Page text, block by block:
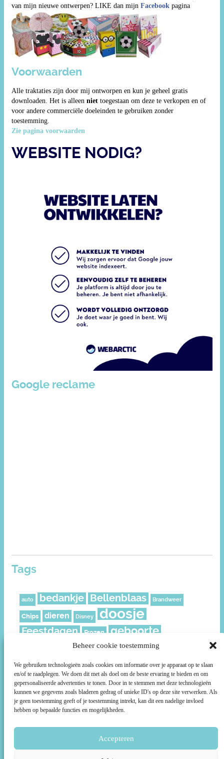
Beheer cookie toestemming
We gebruiken technologieën zoals cookies om informatie over je apparaat op te slaan
en/of te raadplegen. We doen dit met als doel om de beste ervaring te bieden en om
gepersonaliseerde advertenties te tonen. Door in te stemmen met deze technologieën
kunnen we gegevens zoals bladeren gedrag of unieke ID's op deze site verwerken. Als
je geen toestemming geeft of je toestemming intrekt, kan dit een nadelige invloed
hebben op bepaalde functies en mogelijkheden.
Accepteren
van mijn nieuwe ontwerpen? LIKE dan mijn Facebook pagina
Voorwaarden
Alle traktaties zijn door mij ontworpen en kun je geheel gratis
downloaden. Het is alleen niet toegestaan om deze te verkopen en of
voor andere commerciële doeleinden te gebruiken zonder
toestemming.
Zie pagina voorwaarden
WEBSITE NODIG?
Google reclame
Tags
auto bedankje Bellenblaas Brandweer
Chips dieren Disney doosje
Feestdagen Frozen geboorte
geschenkverpakking Juf
knijpfruit leeftijd meisje Mickey Moederdag
muisjes Nederland Piraat politie
Prikkers Prinsessen Ridder roze rozen
ruitjes Schild smiley Social media
Uil unicorn